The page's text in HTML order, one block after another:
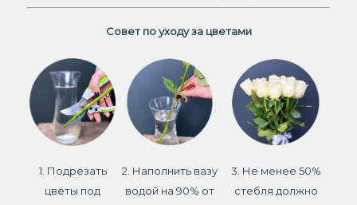
Совет по уходу за цветами
1. Подрезать
цветы под
2. Наполнить вазу
водой на 90% от
3. Не менее 50%
стебля должно